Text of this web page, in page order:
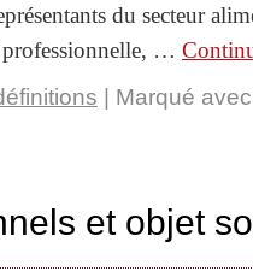
du secteur
professionnelle, …
Marqué avec
et objet